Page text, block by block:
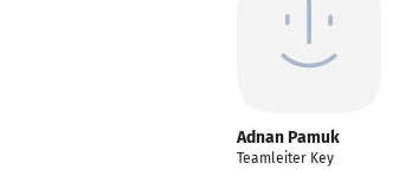
Adnan Pamuk
Teamleiter Key